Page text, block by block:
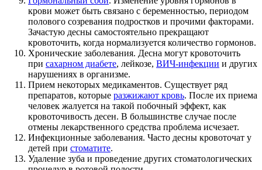
крови может быть связано с беременностью, периодом
полового созревания подростков и прочими факторами.
Зачастую десны самостоятельно прекращают
кровоточить, когда нормализуется количество гормонов.
Хронические заболевания. Десна могут кровоточить
при сахарном диабете, лейкозе, ВИЧ-инфекции и других
нарушениях в организме.
Прием некоторых медикаментов. Существует ряд
препаратов, которые разжижают кровь. После их приема
человек жалуется на такой побочный эффект, как
кровоточивость десен. В большинстве случае после
отмены лекарственного средства проблема исчезает.
Инфекционные заболевания. Часто десны кровоточат у
детей при стоматите.
Удаление зуба и проведение других стоматологических